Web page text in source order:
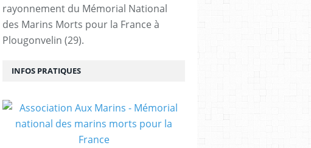
rayonnement du Mémorial National
des Marins Morts pour la France à
Plougonvelin (29).
INFOS PRATIQUES